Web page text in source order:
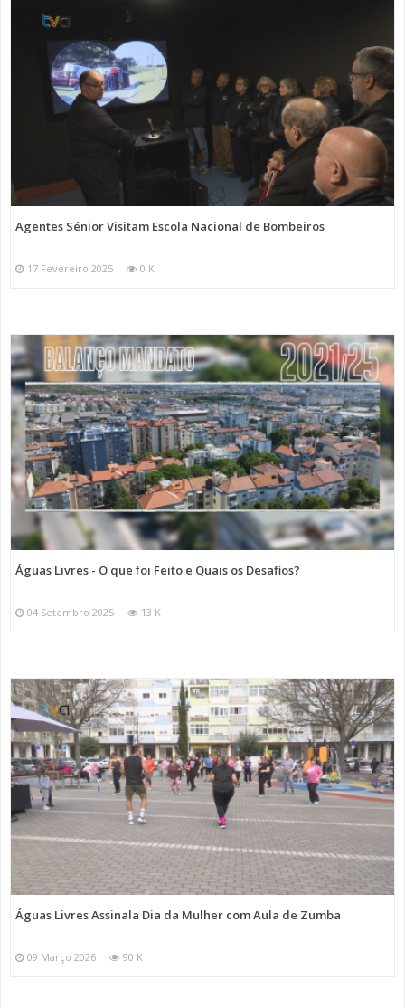
Agentes Sénior Visitam Escola Nacional de Bombeiros
17 Fevereiro 2025 0 K
Águas Livres - O que foi Feito e Quais os Desafios?
04 Setembro 2025 13 K
Águas Livres Assinala Dia da Mulher com Aula de Zumba
09 Março 2026 90 K